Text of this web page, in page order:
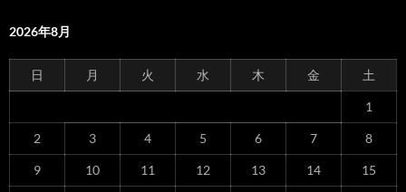
2026年8月
日 月 火 水 木 金 土
1
2 3 4 5 6 7 8
9 10 11 12 13 14 15